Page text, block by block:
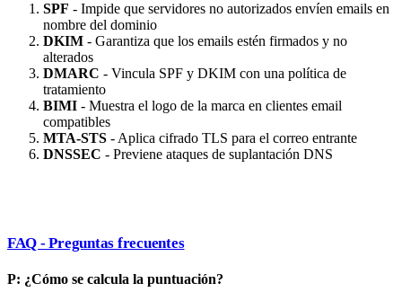
SPF - Impide que servidores no autorizados envíen emails en
nombre del dominio
DKIM - Garantiza que los emails estén firmados y no
alterados
DMARC - Vincula SPF y DKIM con una política de
tratamiento
BIMI - Muestra el logo de la marca en clientes email
compatibles
MTA-STS - Aplica cifrado TLS para el correo entrante
DNSSEC - Previene ataques de suplantación DNS
FAQ - Preguntas frecuentes
P: ¿Cómo se calcula la puntuación?